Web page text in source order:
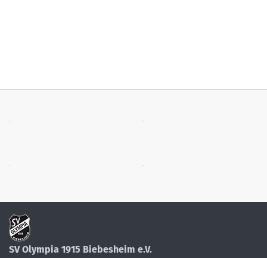
SV Olympia 1915 Biebesheim e.V.